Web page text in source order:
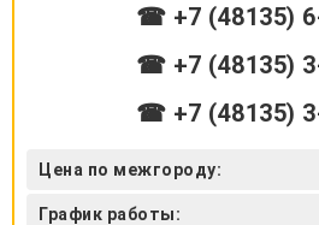
☎ +7 (48135)
☎ +7 (48135)
☎ +7 (48135)
Цена по межгороду:
График работы: